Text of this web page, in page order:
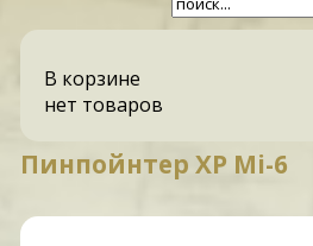
В корзине
нет товаров
Пинпойнтер XP Mi-6